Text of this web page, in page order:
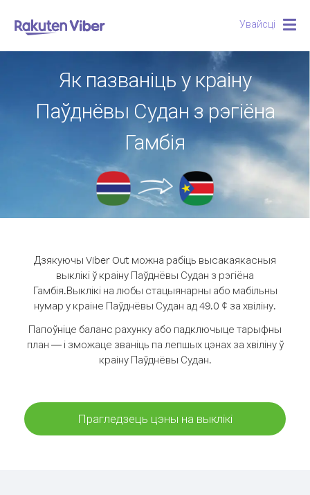
Увайсці
Як пазваніць у краіну
Паўднёвы Судан з рэгіёна
Гамбія
Дзякуючы Viber Out можна рабіць высакаякасныя
выклікі ў краіну Паўднёвы Судан з рэгіёна
Гамбія.Выклікі на любы стацыянарны або мабільны
нумар у краіне Паўднёвы Судан ад 49.0 ¢ за хвіліну.
Папоўніце баланс рахунку або падключыце тарыфны
план — і зможаце званіць па лепшых цэнах за хвіліну ў
краіну Паўднёвы Судан.
Прагледзець цэны на выклікі